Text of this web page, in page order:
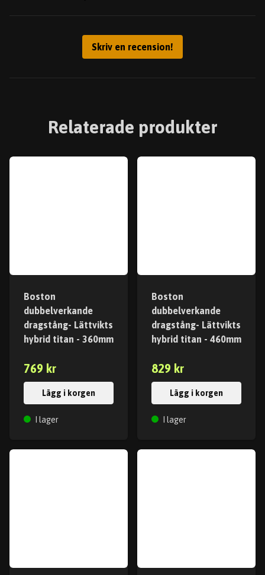
Skriv en recension!
Relaterade produkter
Boston
dubbelverkande
dragstång- Lättvikts
hybrid titan - 360mm
769 kr
Lägg i korgen
I lager
Boston
dubbelverkande
dragstång- Lättvikts
hybrid titan - 460mm
829 kr
Lägg i korgen
I lager